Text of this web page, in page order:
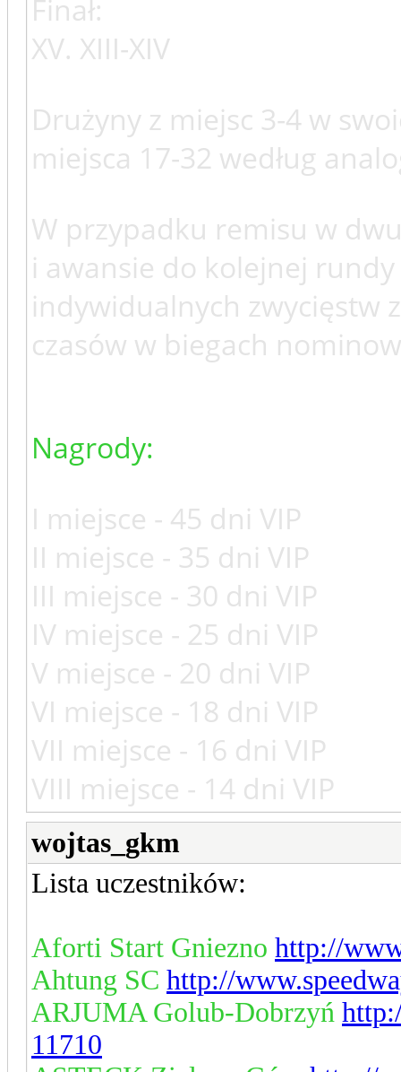
Finał:
XV. XIII-XIV
Drużyny z miejsc 3-4 w
miejsca 17-32 według
W przypadku remisu w
i awansie do kolejnej
indywidualnych zwycięstw
czasów w biegach
Nagrody:
I miejsce - 45 dni VIP
II miejsce - 35 dni VIP
III miejsce - 30 dni VIP
IV miejsce - 25 dni VIP
V miejsce - 20 dni VIP
VI miejsce - 18 dni VIP
VII miejsce - 16 dni VIP
VIII miejsce - 14 dni VIP
wojtas_gkm
Lista uczestników:
Aforti Start Gniezno http://
Ahtung SC http://
ARJUMA Golub-Dobrzyń
11710